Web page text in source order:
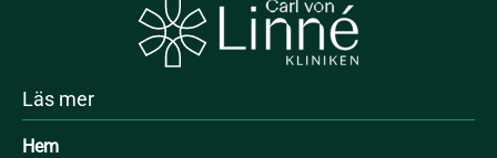
Läs mer
Hem